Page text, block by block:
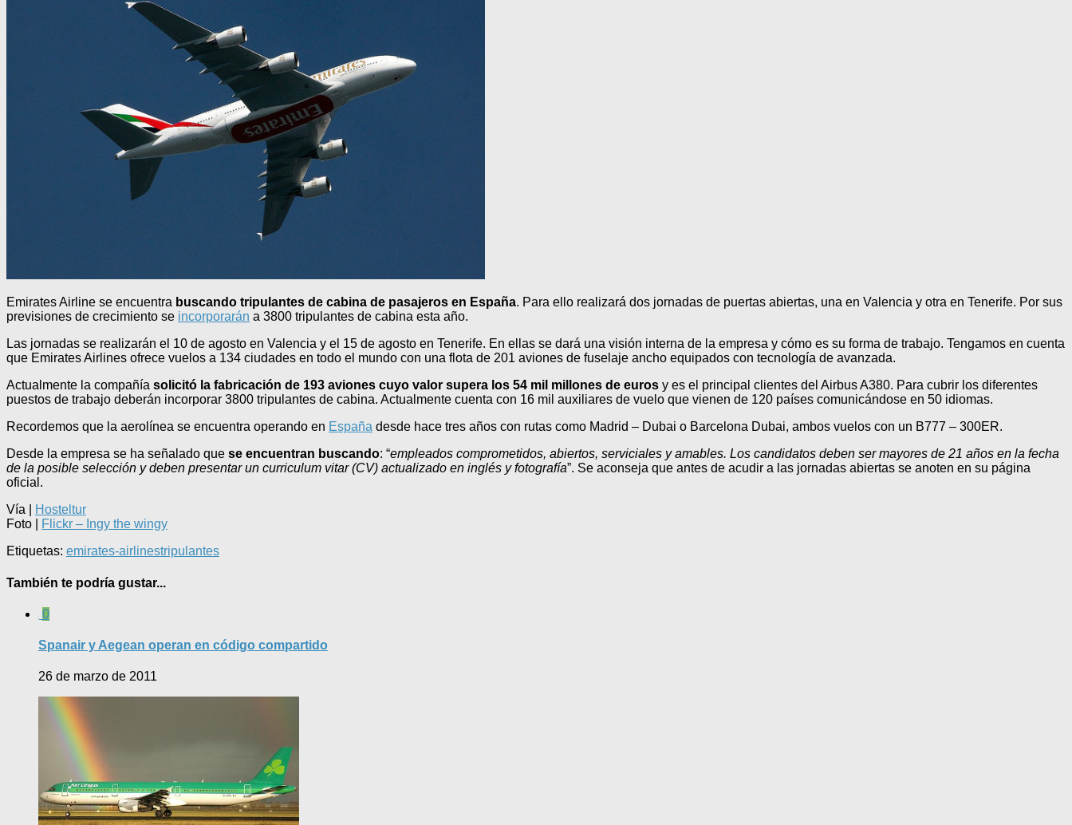
Emirates Airline se encuentra buscando tripulantes de cabina de pasajeros en España. Para ello realizará dos jornadas de puertas abiertas, una en Valencia y otra en Tenerife. Por sus
previsiones de crecimiento se incorporarán a 3800 tripulantes de cabina esta año.
Las jornadas se realizarán el 10 de agosto en Valencia y el 15 de agosto en Tenerife. En ellas se dará una visión interna de la empresa y cómo es su forma de trabajo. Tengamos en cuenta
que Emirates Airlines ofrece vuelos a 134 ciudades en todo el mundo con una flota de 201 aviones de fuselaje ancho equipados con tecnología de avanzada.
Actualmente la compañía solicitó la fabricación de 193 aviones cuyo valor supera los 54 mil millones de euros y es el principal clientes del Airbus A380. Para cubrir los diferentes
puestos de trabajo deberán incorporar 3800 tripulantes de cabina. Actualmente cuenta con 16 mil auxiliares de vuelo que vienen de 120 países comunicándose en 50 idiomas.
Recordemos que la aerolínea se encuentra operando en España desde hace tres años con rutas como Madrid – Dubai o Barcelona Dubai, ambos vuelos con un B777 – 300ER.
Desde la empresa se ha señalado que se encuentran buscando: “empleados comprometidos, abiertos, serviciales y amables. Los candidatos deben ser mayores de 21 años en la fecha
de la posible selección y deben presentar un curriculum vitar (CV) actualizado en inglés y fotografía”. Se aconseja que antes de acudir a las jornadas abiertas se anoten en su página
oficial.
Vía |
Hosteltur
Foto |
Flickr – Ingy the wingy
Etiquetas: emirates-airlinestripulantes
También te podría gustar...
0
Spanair y Aegean operan en código compartido
26 de marzo de 2011